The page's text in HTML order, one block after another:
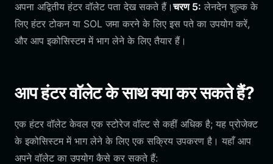
अपना अद्वितीय हंटर वॉलेट पता देख सकते हैं।चरण 5: लेनदेन शुल्क के
लिए हंटर टोकन या SOL जमा करने के लिए इस पते का उपयोग करें,
और आप इकोसिस्टम में भाग लेने के लिए तैयार हैं।
आप हंटर वॉलेट के साथ क्या कर सकते हैं?
एक हंटर वॉलेट केवल एक स्टोरेज वॉल्ट से कहीं अधिक है; यह प्रोजेक्ट
के इकोसिस्टम में भाग लेने के लिए एक सक्रिय उपकरण है। यहाँ आप
अपने वॉलेट का उपयोग कैसे कर सकते हैं: